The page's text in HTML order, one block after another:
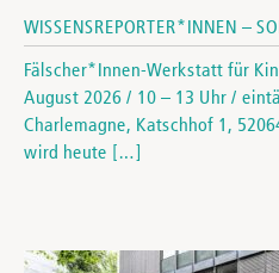
WISSENSREPORTER*INNEN –
Fälscher*Innen-Werkstatt für
August 2026 / 10 – 13 Uhr /
Charlemagne, Katschhof 1,
wird heute […]